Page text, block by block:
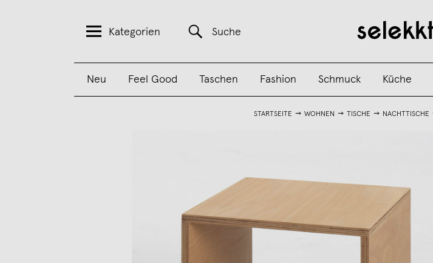
Kategorien Suche
Neu Feel Good Taschen Fashion Schmuck Küche
STARTSEITE WOHNEN TISCHE NACHTTISCHE